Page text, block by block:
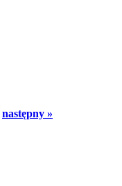
następny »